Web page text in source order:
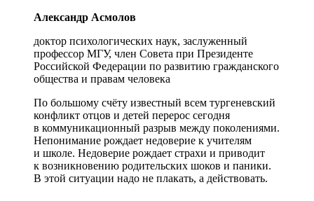
Александр Асмолов
доктор психологических наук, заслуженный
профессор МГУ, член Совета при Президенте
Российской Федерации по развитию гражданского
общества и правам человека
По большому счёту известный всем тургеневский
конфликт отцов и детей перерос сегодня
в коммуникационный разрыв между поколениями.
Непонимание рождает недоверие к учителям
и школе. Недоверие рождает страхи и приводит
к возникновению родительских шоков и паники.
В этой ситуации надо не плакать, а действовать.